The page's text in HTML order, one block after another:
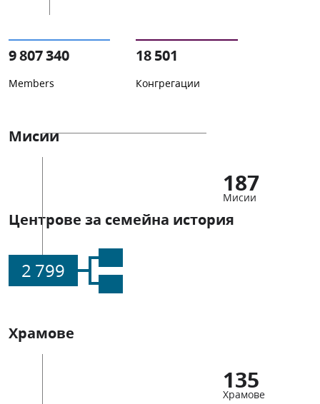
9 807 340
Members
18 501
Конгрегации
Мисии
187
Мисии
Центрове за семейна история
2 799
Храмове
135
Храмове